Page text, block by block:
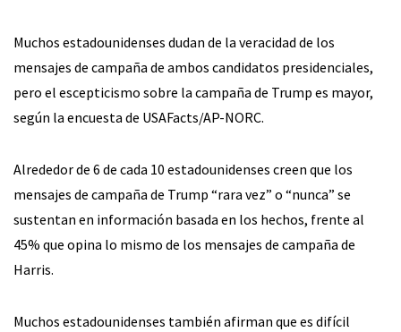
Muchos estadounidenses dudan de la veracidad de los
mensajes de campaña de ambos candidatos presidenciales,
pero el escepticismo sobre la campaña de Trump es mayor,
según la encuesta de USAFacts/AP-NORC.
Alrededor de 6 de cada 10 estadounidenses creen que los
mensajes de campaña de Trump “rara vez” o “nunca” se
sustentan en información basada en los hechos, frente al
45% que opina lo mismo de los mensajes de campaña de
Harris.
Muchos estadounidenses también afirman que es difícil